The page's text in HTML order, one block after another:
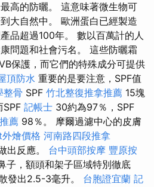
高的防曬。 這意味著微生物可
大自然中。 歐洲蛋白已經製造
品超過100年。 數以百萬計的人
問題和社會污名。 這些防曬霜
保護，而它們的特殊成分可提供
頂防水 重要的是要注意，SPF值
整骨 SPF 竹北整復推拿推薦 15塊
SPF 記帳士 30約為97％，SPF
薦 98％。 摩爾過濾中心的皮膚
燴價格 河南路四段推拿
出反應。 台中頭部按摩 豐原按
子，額頭和架子區域特別徹底
發出2.5-3毫升。 台胞證宜蘭 記